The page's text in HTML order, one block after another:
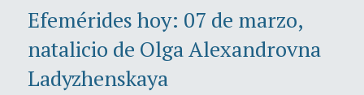
Efemérides hoy: 07 de marzo,
natalicio de Olga Alexandrovna
Ladyzhenskaya